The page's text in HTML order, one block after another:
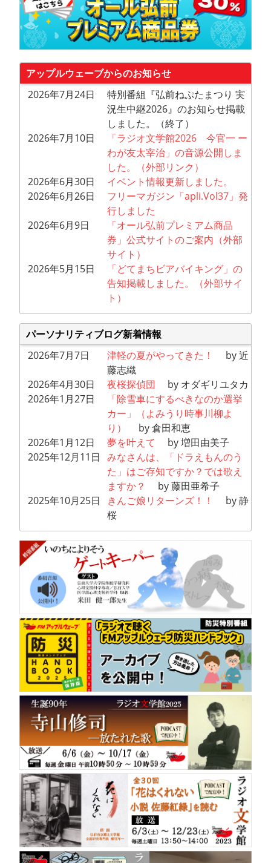
アップルウェーブからのお知らせ
2026年7月24日
特別番組『弘前ねぷたまつり 実
況生中継2026』のお知らせ掲載
しました。（終了）
2026年7月10日
「ラジオ文学館2026 今官一 ー
わが友太宰治」の音源公開しま
した。（外部リンク）
2026年6月30日
イベント情報更新しました。
2026年6月26日
フリーマガジン「apli.Vol37」発
行しました
2026年6月9日
「オール弘前プレミアム商品
券」公式サイトのご案内（外部
サイト）
2026年5月15日
「どてまちビアバイキング」の
告知掲載しました。（外部サイ
ト）
パーソナリティブログ新着情報
2026年7月7日
津軽の夏がやってきた！
by 近
藤志織
2026年4月30日
夜桜探偵団 by オダギリユタカ
2026年1月27日
「除雪車にするべきなのか選挙
カー」（よみうり時事川柳よ
り）
by 倉田和恵
2026年1月12日
夢を叶えて
by 増田由美子
2025年12月11日
みなさんは、「ドラえもんのう
た」はご存知ですか？では歌え
ますか？
by 藤田亜希子
2025年10月25日
きんご娘リターンズ！！
by 静
桜